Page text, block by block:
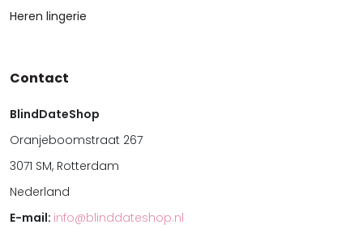
Heren lingerie
Contact
BlindDateShop
Oranjeboomstraat 267
3071 SM, Rotterdam
Nederland
E-mail: info@blinddateshop.nl